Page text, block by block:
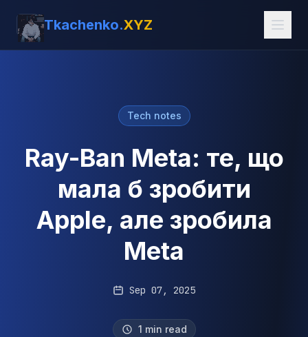
Tkachenko.XYZ
Tech notes
Ray-Ban Meta: те, що
мала б зробити
Apple, але зробила
Meta
Sep 07, 2025
1 min read